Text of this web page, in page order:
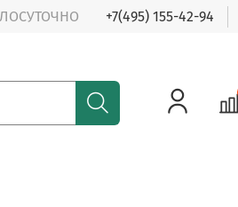
+7(495) 155-42-94